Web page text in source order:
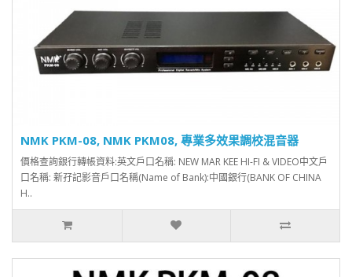
NMK PKM-08, NMK PKM08, 專業多效果調校混音器
價格查詢銀行轉帳資料:英文戶口名稱: NEW MAR KEE HI-FI & VIDEO中文戶
口名稱: 新孖記影音戶口名稱(Name of Bank):中國銀行(BANK OF CHINA
H..